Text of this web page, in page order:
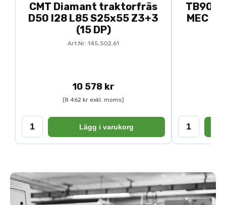
CMT Diamant traktorfräs
D50 I28 L85 S25x55 Z3+3
(15 DP)
Art.Nr: 145,502,61
10 578 kr
(8 462 kr exkl. moms)
Lägg i varukorg
TB90-
MEC